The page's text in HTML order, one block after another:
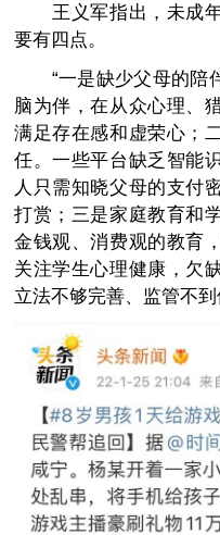
王义军指出，未成年
要有四点。
“一是缺少父母的陪
脑为伴，在从众心理、
满足存在感和虚荣心；
任。一些平台缺乏智能
人只需知晓父母的支付
打赏；三是家庭教育和
金钱观、消费观的教育
关注学生心理健康，欠
立法不够完善、监管不到